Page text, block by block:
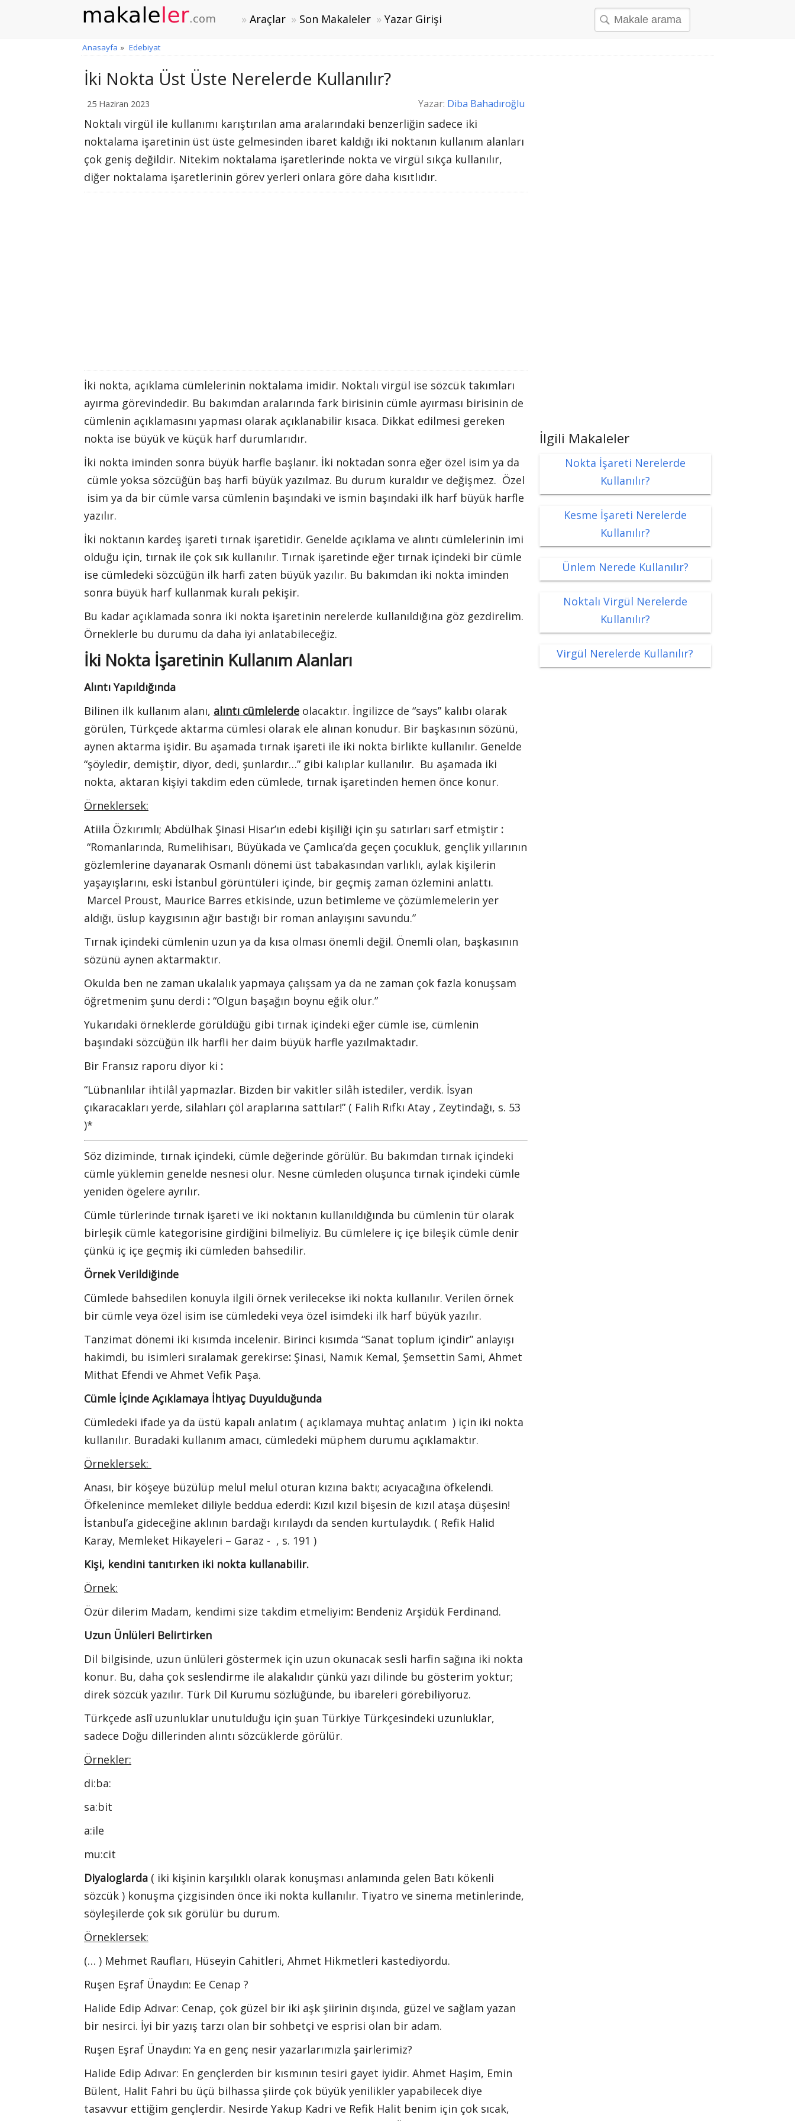
Araçlar Son Makaleler Yazar Girişi
Anasayfa » Edebiyat
İki Nokta Üst Üste Nerelerde Kullanılır?
25 Haziran 2023 Yazar: Diba Bahadıroğlu
Noktalı virgül ile kullanımı karıştırılan ama aralarındaki benzerliğin sadece iki
noktalama işaretinin üst üste gelmesinden ibaret kaldığı iki noktanın kullanım alanları
çok geniş değildir. Nitekim noktalama işaretlerinde nokta ve virgül sıkça kullanılır,
diğer noktalama işaretlerinin görev yerleri onlara göre daha kısıtlıdır.
İki nokta, açıklama cümlelerinin noktalama imidir. Noktalı virgül ise sözcük takımları
ayırma görevindedir. Bu bakımdan aralarında fark birisinin cümle ayırması birisinin de
cümlenin açıklamasını yapması olarak açıklanabilir kısaca. Dikkat edilmesi gereken
nokta ise büyük ve küçük harf durumlarıdır.
İki nokta iminden sonra büyük harfle başlanır. İki noktadan sonra eğer özel isim ya da
cümle yoksa sözcüğün baş harfi büyük yazılmaz. Bu durum kuraldır ve değişmez. Özel
isim ya da bir cümle varsa cümlenin başındaki ve ismin başındaki ilk harf büyük harfle
yazılır.
İki noktanın kardeş işareti tırnak işaretidir. Genelde açıklama ve alıntı cümlelerinin imi
olduğu için, tırnak ile çok sık kullanılır. Tırnak işaretinde eğer tırnak içindeki bir cümle
ise cümledeki sözcüğün ilk harfi zaten büyük yazılır. Bu bakımdan iki nokta iminden
sonra büyük harf kullanmak kuralı pekişir.
Bu kadar açıklamada sonra iki nokta işaretinin nerelerde kullanıldığına göz gezdirelim.
Örneklerle bu durumu da daha iyi anlatabileceğiz.
İki Nokta İşaretinin Kullanım Alanları
Alıntı Yapıldığında
Bilinen ilk kullanım alanı, alıntı cümlelerde olacaktır. İngilizce de “says” kalıbı olarak
görülen, Türkçede aktarma cümlesi olarak ele alınan konudur. Bir başkasının sözünü,
aynen aktarma işidir. Bu aşamada tırnak işareti ile iki nokta birlikte kullanılır. Genelde
“şöyledir, demiştir, diyor, dedi, şunlardır…” gibi kalıplar kullanılır. Bu aşamada iki
nokta, aktaran kişiyi takdim eden cümlede, tırnak işaretinden hemen önce konur.
Örneklersek:
Atiila Özkırımlı; Abdülhak Şinasi Hisar’ın edebi kişiliği için şu satırları sarf etmiştir :
“Romanlarında, Rumelihisarı, Büyükada ve Çamlıca’da geçen çocukluk, gençlik yıllarının
gözlemlerine dayanarak Osmanlı dönemi üst tabakasından varlıklı, aylak kişilerin
yaşayışlarını, eski İstanbul görüntüleri içinde, bir geçmiş zaman özlemini anlattı.
Marcel Proust, Maurice Barres etkisinde, uzun betimleme ve çözümlemelerin yer
aldığı, üslup kaygısının ağır bastığı bir roman anlayışını savundu.”
Tırnak içindeki cümlenin uzun ya da kısa olması önemli değil. Önemli olan, başkasının
sözünü aynen aktarmaktır.
Okulda ben ne zaman ukalalık yapmaya çalışsam ya da ne zaman çok fazla konuşsam
öğretmenim şunu derdi : “Olgun başağın boynu eğik olur.”
Yukarıdaki örneklerde görüldüğü gibi tırnak içindeki eğer cümle ise, cümlenin
başındaki sözcüğün ilk harfli her daim büyük harfle yazılmaktadır.
Bir Fransız raporu diyor ki :
“Lübnanlılar ihtilâl yapmazlar. Bizden bir vakitler silâh istediler, verdik. İsyan
çıkaracakları yerde, silahları çöl araplarına sattılar!” ( Falih Rıfkı Atay , Zeytindağı, s. 53
)*
Söz diziminde, tırnak içindeki, cümle değerinde görülür. Bu bakımdan tırnak içindeki
cümle yüklemin genelde nesnesi olur. Nesne cümleden oluşunca tırnak içindeki cümle
yeniden ögelere ayrılır.
Cümle türlerinde tırnak işareti ve iki noktanın kullanıldığında bu cümlenin tür olarak
birleşik cümle kategorisine girdiğini bilmeliyiz. Bu cümlelere iç içe bileşik cümle denir
çünkü iç içe geçmiş iki cümleden bahsedilir.
Örnek Verildiğinde
Cümlede bahsedilen konuyla ilgili örnek verilecekse iki nokta kullanılır. Verilen örnek
bir cümle veya özel isim ise cümledeki veya özel isimdeki ilk harf büyük yazılır.
Tanzimat dönemi iki kısımda incelenir. Birinci kısımda “Sanat toplum içindir” anlayışı
hakimdi, bu isimleri sıralamak gerekirse: Şinasi, Namık Kemal, Şemsettin Sami, Ahmet
Mithat Efendi ve Ahmet Vefik Paşa.
Cümle İçinde Açıklamaya İhtiyaç Duyulduğunda
Cümledeki ifade ya da üstü kapalı anlatım ( açıklamaya muhtaç anlatım ) için iki nokta
kullanılır. Buradaki kullanım amacı, cümledeki müphem durumu açıklamaktır.
Örneklersek:
Anası, bir köşeye büzülüp melul melul oturan kızına baktı; acıyacağına öfkelendi.
Öfkelenince memleket diliyle beddua ederdi: Kızıl kızıl bişesin de kızıl ataşa düşesin!
İstanbul’a gideceğine aklının bardağı kırılaydı da senden kurtulaydık. ( Refik Halid
Karay, Memleket Hikayeleri – Garaz - , s. 191 )
Kişi, kendini tanıtırken iki nokta kullanabilir.
Örnek:
Özür dilerim Madam, kendimi size takdim etmeliyim: Bendeniz Arşidük Ferdinand.
Uzun Ünlüleri Belirtirken
Dil bilgisinde, uzun ünlüleri göstermek için uzun okunacak sesli harfin sağına iki nokta
konur. Bu, daha çok seslendirme ile alakalıdır çünkü yazı dilinde bu gösterim yoktur;
direk sözcük yazılır. Türk Dil Kurumu sözlüğünde, bu ibareleri görebiliyoruz.
Türkçede aslî uzunluklar unutulduğu için şuan Türkiye Türkçesindeki uzunluklar,
sadece Doğu dillerinden alıntı sözcüklerde görülür.
Örnekler:
di:ba:
sa:bit
a:ile
mu:cit
Diyaloglarda ( iki kişinin karşılıklı olarak konuşması anlamında gelen Batı kökenli
sözcük ) konuşma çizgisinden önce iki nokta kullanılır. Tiyatro ve sinema metinlerinde,
söyleşilerde çok sık görülür bu durum.
Örneklersek:
(… ) Mehmet Raufları, Hüseyin Cahitleri, Ahmet Hikmetleri kastediyordu.
Ruşen Eşraf Ünaydın: Ee Cenap ?
Halide Edip Adıvar: Cenap, çok güzel bir iki aşk şiirinin dışında, güzel ve sağlam yazan
bir nesirci. İyi bir yazış tarzı olan bir sohbetçi ve esprisi olan bir adam.
Ruşen Eşraf Ünaydın: Ya en genç nesir yazarlarımızla şairlerimiz?
Halide Edip Adıvar: En gençlerden bir kısmının tesiri gayet iyidir. Ahmet Haşim, Emin
Bülent, Halit Fahri bu üçü bilhassa şiirde çok büyük yenilikler yapabilecek diye
tasavvur ettiğim gençlerdir. Nesirde Yakup Kadri ve Refik Halit benim için çok sıcak,
İlgili Makaleler
Nokta İşareti Nerelerde
Kullanılır?
Kesme İşareti Nerelerde
Kullanılır?
Ünlem Nerede Kullanılır?
Noktalı Virgül Nerelerde
Kullanılır?
Virgül Nerelerde Kullanılır?